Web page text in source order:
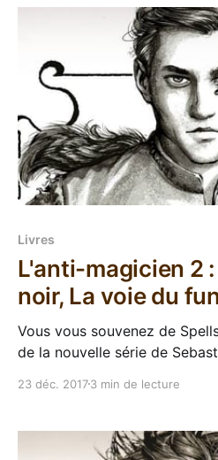
racheter
Livres
L'anti-magicien 2
noir, La voie du
Vous vous souvenez de
de la nouvelle série de
histoire plus légère, plus
avec ses références et nous
23 déc. 20173 min de lecture